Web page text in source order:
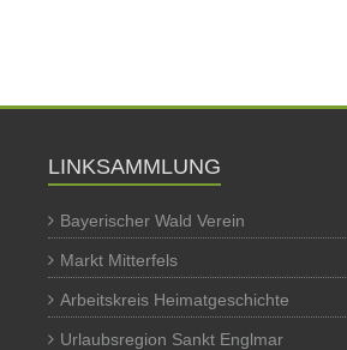
LINKSAMMLUNG
Bayerischer Wald Verein
Markt Mitterfels
Arbeitskreis Heimatgeschichte
Urlaubsregion Sankt Englmar